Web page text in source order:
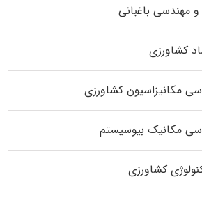
مهندسی باغبانی
کشاورزی
مکانیزاسیون کشاورزی
مکانیک بیوسیستم
کشاورزی